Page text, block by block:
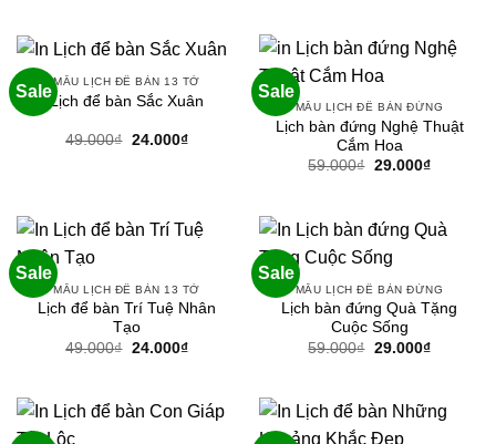
24.000₫.
29.000₫.
Sale
MẪU LỊCH ĐỂ BÀN 13 TỜ
Lịch để bàn Sắc Xuân
49.000₫ Giá
24.000₫Giá
Sale
MẪU LỊCH ĐỂ BÀN ĐỨNG
Lịch bàn đứng Nghệ Thuật
Cắm Hoa
59.000₫ Giá
29.000₫Giá
29.000₫.
Sale
MẪU LỊCH ĐỂ BÀN 13 TỜ
Lịch để bàn Trí Tuệ Nhân
Tạo
49.000₫ Giá
24.000₫Giá
24.000₫.
Sale
MẪU LỊCH ĐỂ BÀN ĐỨNG
Lịch bàn đứng Quà Tặng
Cuộc Sống
59.000₫ Giá
29.000₫Giá
29.000₫.